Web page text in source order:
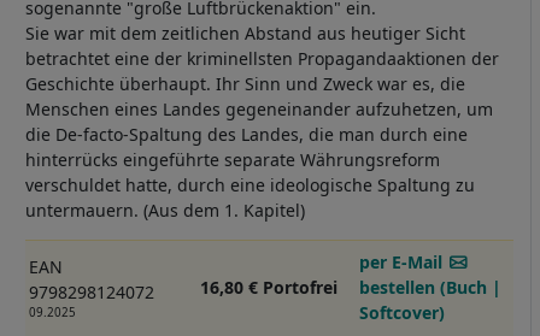
sogenannte "große Luftbrückenaktion" ein.
Sie war mit dem zeitlichen Abstand aus heutiger Sicht
betrachtet eine der kriminellsten Propagandaaktionen der
Geschichte überhaupt. Ihr Sinn und Zweck war es, die
Menschen eines Landes gegeneinander aufzuhetzen, um
die De-facto-Spaltung des Landes, die man durch eine
hinterrücks eingeführte separate Währungsreform
verschuldet hatte, durch eine ideologische Spaltung zu
untermauern. (Aus dem 1. Kapitel)
EAN
9798298124072
09.2025
16,80 € Portofrei
per E-Mail
bestellen (Buch |
Softcover)